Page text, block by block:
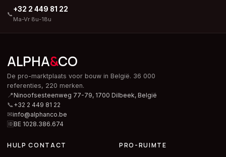
📞
+32 2 449 81 22
Ma-Vr 8u-18u
ALPHA&CO
De pro-marktplaats voor bouw in België. 36 000
referenties, 220 merken.
📍Ninoofsesteenweg 77-79, 1700 Dilbeek, België
📞+32 2 449 81 22
✉info@alphanco.be
🆔BE 1028.386.674
HULP CONTACT PRO-RUIMTE